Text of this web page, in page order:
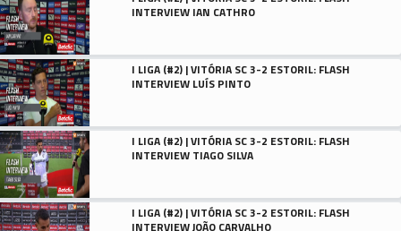
INTERVIEW IAN CATHRO
I LIGA (#2) | VITÓRIA SC 3-2 ESTORIL: FLASH
INTERVIEW LUÍS PINTO
I LIGA (#2) | VITÓRIA SC 3-2 ESTORIL: FLASH
INTERVIEW TIAGO SILVA
I LIGA (#2) | VITÓRIA SC 3-2 ESTORIL: FLASH
INTERVIEW JOÃO CARVALHO